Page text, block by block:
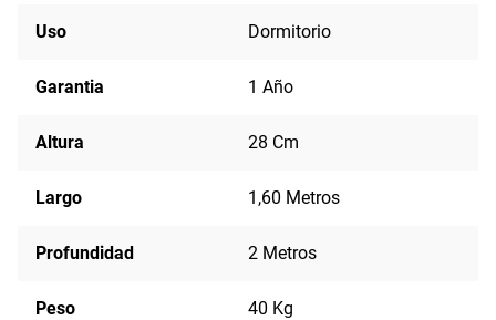
Uso Dormitorio
Garantia 1 Año
Altura 28 Cm
Largo 1,60 Metros
Profundidad 2 Metros
Peso 40 Kg